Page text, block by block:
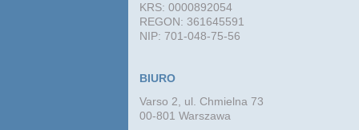
KRS: 0000892054
REGON: 361645591
NIP: 701-048-75-56
BIURO
Varso 2, ul. Chmielna 73
00-801 Warszawa